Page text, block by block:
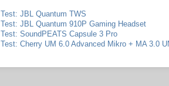
Test: JBL Quantum TWS
Test: JBL Quantum 910P Gaming Headset
Test: SoundPEATS Capsule 3 Pro
Test: Cherry UM 6.0 Advanced Mikro + MA 3.0